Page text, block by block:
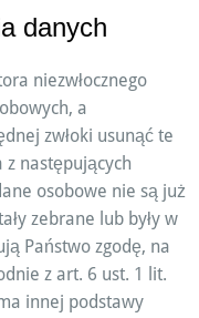
danych
niezwłocznego
a
zwłoki usunąć te
następujących
osobowe nie są już
zebrane lub były w
Państwo zgodę, na
z art. 6 ust. 1 lit.
innej podstawy